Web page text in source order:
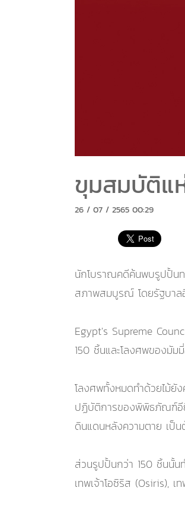
ขุมสมบัติแ
26 / 07 / 2565 00:29
นักโบราณคดีค้นพบรูปปั้นท
สภาพสมบูรณ์ โดยรัฐบาล
Egypt's Supreme
150 ชิ้นและโลงศพของมัม
โลงศพทั้งหมดทำด้วยไม้ยั
ปฏิบัติการของพิพิธภัณฑ์อียิ
ดินแดนหลังความตาย เป็น
ส่วนรูปปั้นกว่า 150 ชิ้นนั้น
เทพเจ้าโอซิริส (Osiris),